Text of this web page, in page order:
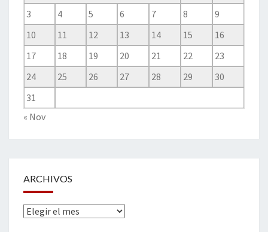
3
4 5 6 7 8
9
10
11 12 13 14 15
16
17
18 19 20 21 22
23
24
25 26 27 28 29
30
31
« Nov
ARCHIVOS
Archivos